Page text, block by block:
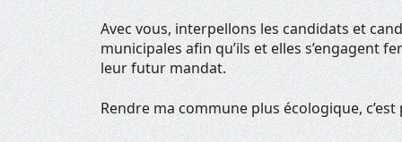
Avec vous, interpellons les candidats et
municipales afin qu’ils et elles s’engagent
leur futur mandat.
Rendre ma commune plus écologique,